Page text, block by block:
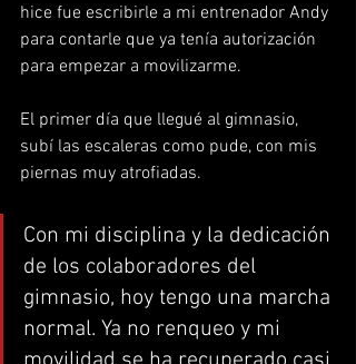
hice fue escribirle a mi entrenador Andy
para contarle que ya tenía autorización
para empezar a movilizarme.
El primer día que llegué al gimnasio,
subí las escaleras como pude, con mis
piernas muy atrofiadas.
Con mi disciplina y la dedicación
de los colaboradores del
gimnasio, hoy tengo una marcha
normal. Ya no renqueo y mi